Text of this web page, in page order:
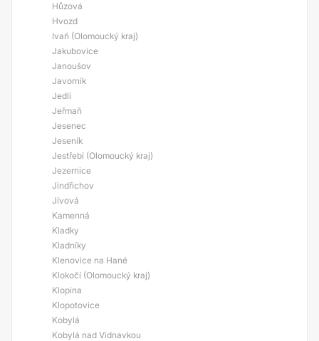
Hůzová
Hvozd
Ivaň (Olomoucký kraj)
Jakubovice
Janoušov
Javorník
Jedlí
Jeřmaň
Jesenec
Jeseník
Jestřebí (Olomoucký kraj)
Jezernice
Jindřichov
Jívová
Kamenná
Kladky
Kladníky
Klenovice na Hané
Klokočí (Olomoucký kraj)
Klopina
Klopotovice
Kobylá
Kobylá nad Vidnavkou